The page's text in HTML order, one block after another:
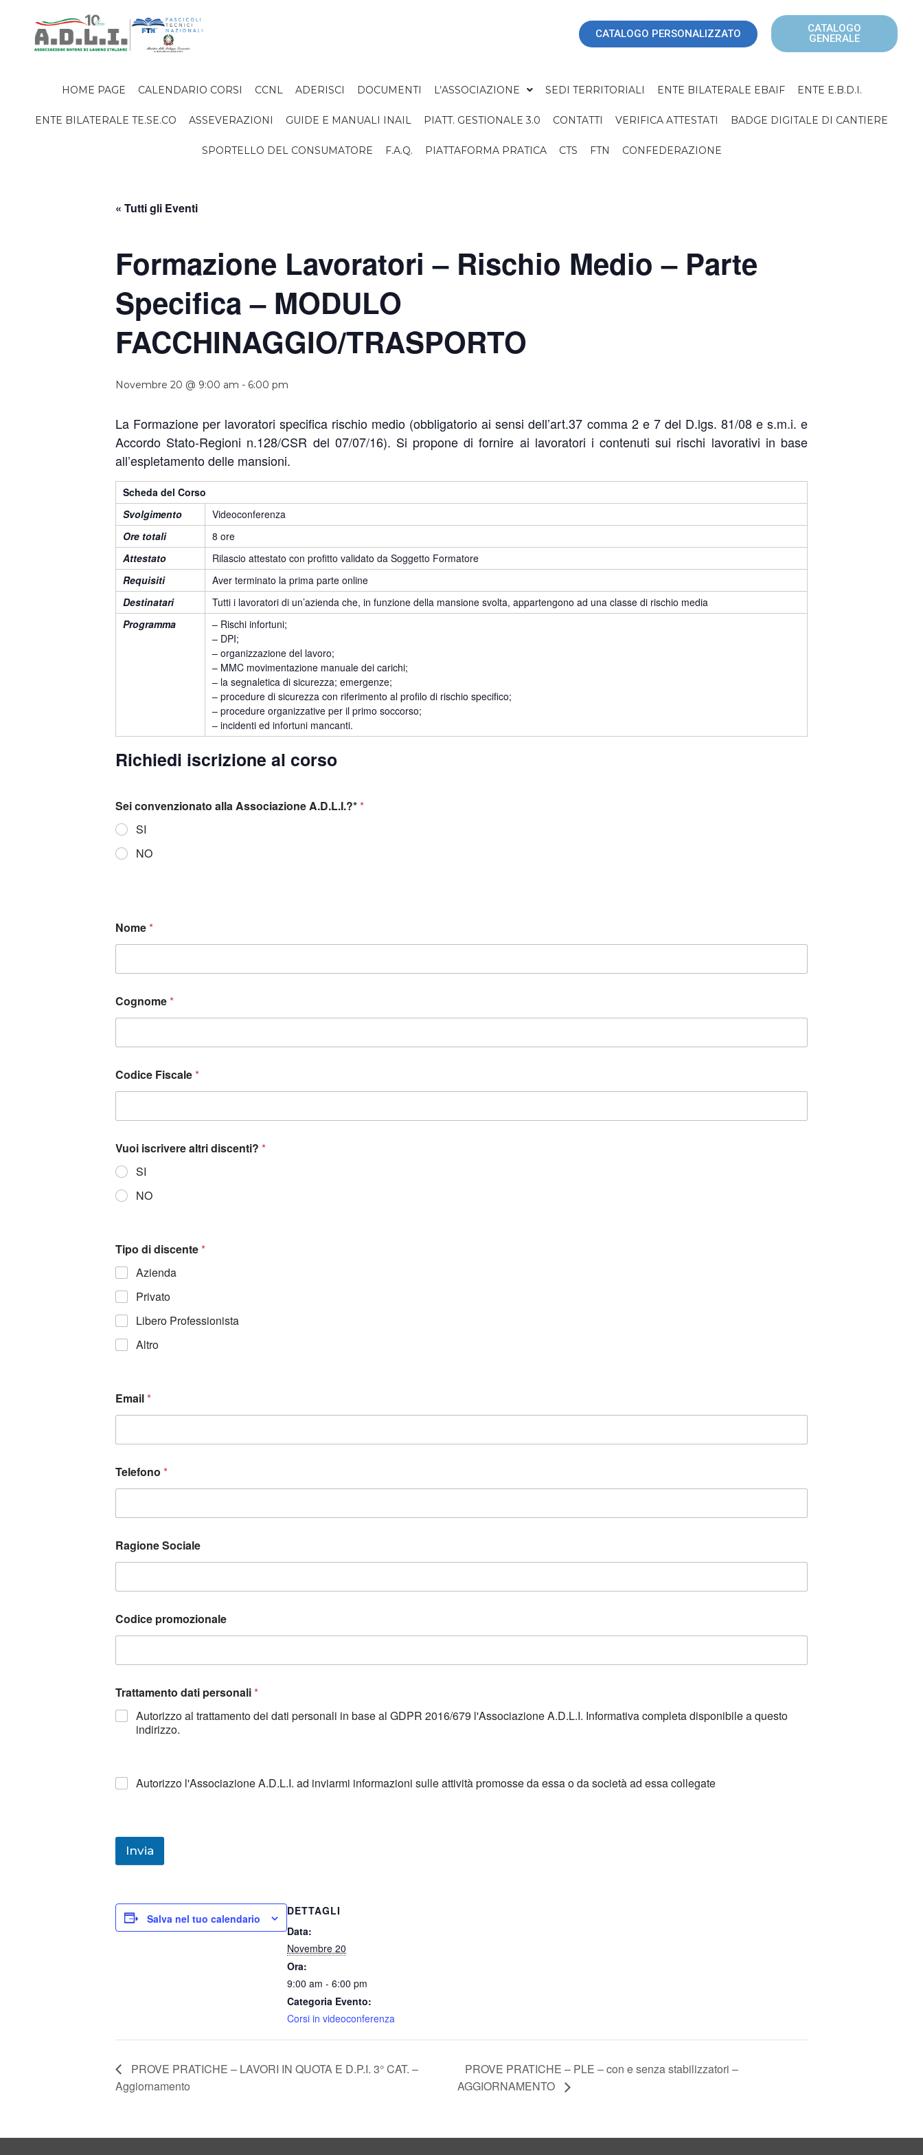
CATALOGO PERSONALIZZATO
CATALOGO
GENERALE
HOME PAGE CALENDARIO CORSI CCNL ADERISCI DOCUMENTI L’ASSOCIAZIONE SEDI TERRITORIALI ENTE BILATERALE EBAIF ENTE E.B.D.I.
ENTE BILATERALE TE.SE.CO ASSEVERAZIONI GUIDE E MANUALI INAIL PIATT. GESTIONALE 3.0 CONTATTI VERIFICA ATTESTATI BADGE DIGITALE DI CANTIERE
SPORTELLO DEL CONSUMATORE F.A.Q. PIATTAFORMA PRATICA CTS FTN CONFEDERAZIONE
« Tutti gli Eventi
Formazione Lavoratori – Rischio Medio – Parte
Specifica – MODULO
FACCHINAGGIO/TRASPORTO
Novembre 20 @ 9:00 am - 6:00 pm
La Formazione per lavoratori specifica rischio medio (obbligatorio ai sensi dell’art.37 comma 2 e 7 del D.lgs. 81/08 e s.m.i. e
Accordo Stato-Regioni n.128/CSR del 07/07/16). Si propone di fornire ai lavoratori i contenuti sui rischi lavorativi in base
all’espletamento delle mansioni.
Scheda del Corso
Svolgimento
Videoconferenza
Ore totali
8 ore
Attestato
Rilascio attestato con profitto validato da Soggetto Formatore
Requisiti
Aver terminato la prima parte online
Destinatari
Tutti i lavoratori di un’azienda che, in funzione della mansione svolta, appartengono ad una classe di rischio media
Programma
– Rischi infortuni;
– DPI;
– organizzazione del lavoro;
– MMC movimentazione manuale dei carichi;
– la segnaletica di sicurezza; emergenze;
– procedure di sicurezza con riferimento al profilo di rischio specifico;
– procedure organizzative per il primo soccorso;
– incidenti ed infortuni mancanti.
Richiedi iscrizione al corso
Sei convenzionato alla Associazione A.D.L.I.?**
SI
NO
Nome*
Cognome*
Codice Fiscale*
Vuoi iscrivere altri discenti? *
SI
NO
Tipo di discente*
Azienda
Privato
Libero Professionista
Altro
Email*
Telefono *
Ragione Sociale
Codice promozionale
Trattamento dati personali*
Autorizzo al trattamento dei dati personali in base al GDPR 2016/679 l'Associazione A.D.L.I. Informativa completa disponibile a questo
indirizzo.
Autorizzo l'Associazione A.D.L.I. ad inviarmi informazioni sulle attività promosse da essa o da società ad essa collegate
Invia
Salva nel tuo calendario
DETTAGLI
Data:
Novembre 20
Ora:
9:00 am - 6:00 pm
Categoria Evento:
Corsi in videoconferenza
PROVE PRATICHE – LAVORI IN QUOTA E D.P.I. 3° CAT. –
Aggiornamento
PROVE PRATICHE – PLE – con e senza stabilizzatori –
AGGIORNAMENTO